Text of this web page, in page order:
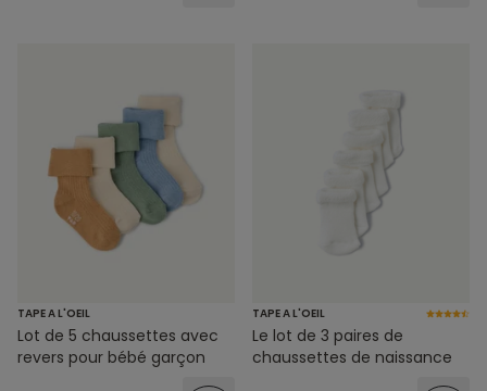
TAPE A L'OEIL
Lot de 5 chaussettes avec
revers pour bébé garçon
TAPE A L'OEIL
Le lot de 3 paires de
chaussettes de naissance